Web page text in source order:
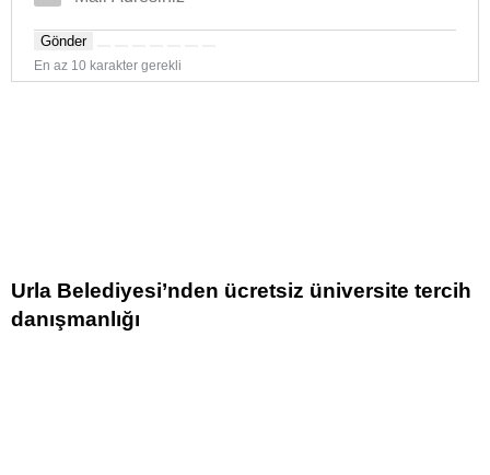
Gönder
En az 10 karakter gerekli
Urla Belediyesi’nden ücretsiz üniversite tercih
danışmanlığı